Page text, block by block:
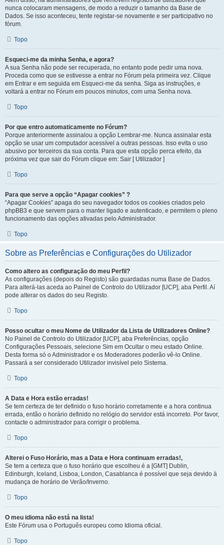
nunca colocaram mensagens, de modo a reduzir o tamanho da Base de
Dados. Se isso aconteceu, tente registar-se novamente e ser participativo no
fórum.
Topo
Esqueci-me da minha Senha, e agora?
A sua Senha não pode ser recuperada, no entanto pode pedir uma nova.
Proceda como que se estivesse a entrar no Fórum pela primeira vez. Clique
em Entrar e em seguida em Esqueci-me da senha. Siga as instruções, e
voltará a entrar no Fórum em poucos minutos, com uma Senha nova.
Topo
Por que entro automaticamente no Fórum?
Porque anteriormente assinalou a opção Lembrar-me. Nunca assinalar esta
opção se usar um computador acessível a outras pessoas. Isso evita o uso
abusivo por terceiros da sua conta. Para que esta opção perca efeito, da
próxima vez que sair do Fórum clique em: Sair [ Utilizador ]
Topo
Para que serve a opção “Apagar cookies” ?
“Apagar Cookies” apaga do seu navegador todos os cookies criados pelo
phpBB3 e que servem para o manter ligado e autenticado, e permitem o pleno
funcionamento das opções ativadas pelo Administrador.
Topo
Sobre as Preferências e Configurações do Utilizador
Como altero as configuração do meu Perfil?
As configurações (depois do Registo) são guardadas numa Base de Dados.
Para alterá-las aceda ao Painel de Controlo do Utilizador [UCP], aba Perfil. Aí
pode alterar os dados do seu Registo.
Topo
Posso ocultar o meu Nome de Utilizador da Lista de Utilizadores Online?
No Painel de Controlo do Utilizador [UCP], aba Preferências, opção
Configurações Pessoais, selecione Sim em Ocultar o meu estado Online.
Desta forma só o Administrador e os Moderadores poderão vê-lo Online.
Passará a ser considerado Utilizador invisível pelo Sistema.
Topo
A Data e Hora estão erradas!
Se tem certeza de ter definido o fuso horário corretamente e a hora continua
errada, então o horário definido no relógio do servidor está incorreto. Por favor,
contacte o administrador para corrigir o problema.
Topo
Alterei o Fuso Horário, mas a Data e Hora continuam erradas!,
Se tem a certeza que o fuso horário que escolheu é a [GMT] Dublin,
Edinburgh, Iceland, Lisboa, London, Casablanca é possível que seja devido à
mudança de horário de Verão/Inverno.
Topo
O meu idioma não está na lista!
Este Fórum usa o Português europeu como Idioma oficial.
Topo